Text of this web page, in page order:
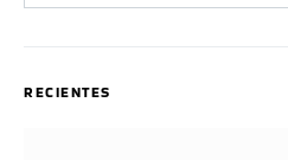
RECIENTES